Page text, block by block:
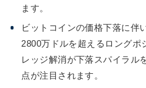
ます。
ビットコインの価格下落に伴
2800万ドルを超えるロングポ
レッジ解消が下落スパイラル
点が注目されます。